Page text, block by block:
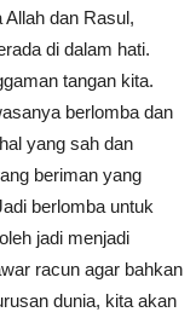
dan Rasul,
di dalam hati.
tangan kita.
berlomba dan
yang sah dan
beriman yang
berlomba untuk
jadi menjadi
racun agar bahkan
dunia, kita akan